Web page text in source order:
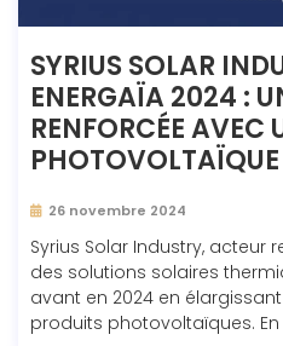
SYRIUS SOLAR
ENERGAÏA 2024 :
RENFORCÉE AVEC
PHOTOVOLTAÏQUE
26 novembre 2024
Syrius Solar Industry, acteur
des solutions solaires
avant en 2024 en
produits photovoltaïques.